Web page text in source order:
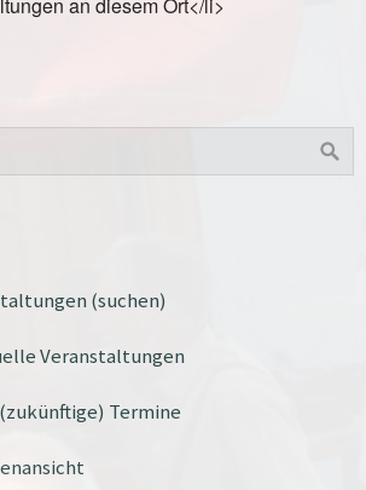
(suchen)
Veranstaltungen
Termine